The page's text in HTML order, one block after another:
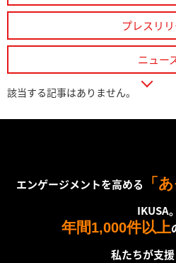
プレスリ
ニュー
該当する記事はありません。
エンゲージメントを高める 「
IKUSA。
年間1,000件以上
私たちが支